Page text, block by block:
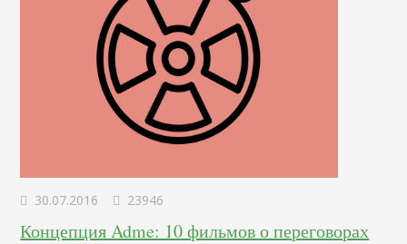
возрасте начинает…
30.07.2016 23946
Концепция Adme: 10 фильмов о переговорах